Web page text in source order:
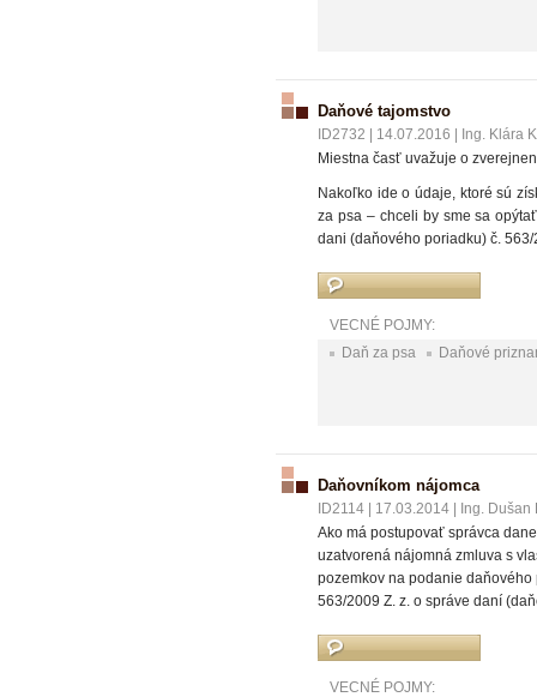
Daňové tajomstvo
ID2732 14.07.2016
Ing. Klára
Miestna časť uvažuje o
Nakoľko ide o údaje, ktoré sú
za psa – chceli by sme sa
dani (daňového poriadku) č. 563/
VECNÉ POJMY:
Daň za psa
Daňové
Daňovníkom nájomca
ID2114 17.03.2014
Ing.
Ako má postupovať správca
uzatvorená nájomná zmluva s
pozemkov na podanie
563/2009 Z. z. o správe daní
VECNÉ POJMY: